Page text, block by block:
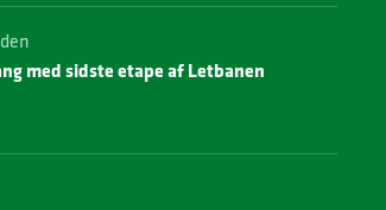
med sidste etape af Letbanen